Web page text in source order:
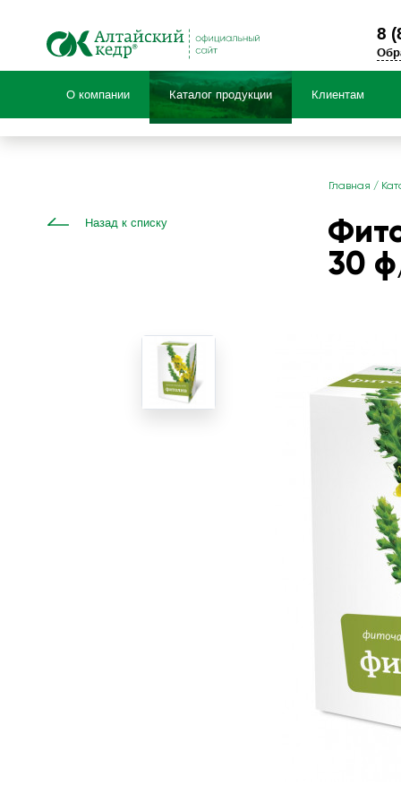
8
О компании Каталог продукции Клиентам
Назад к списку
Главная /
30